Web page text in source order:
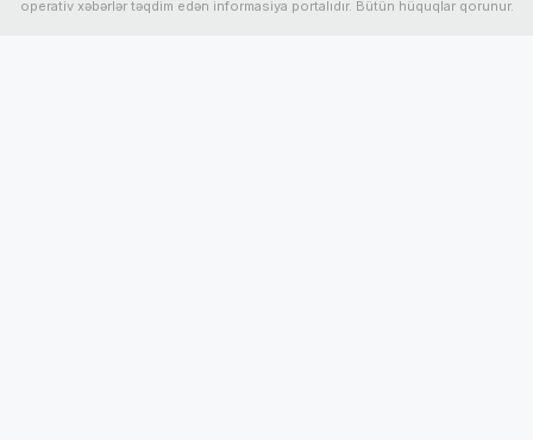
operativ xəbərlər təqdim edən informasiya portalıdır. Bütün hüquqlar qorunur.